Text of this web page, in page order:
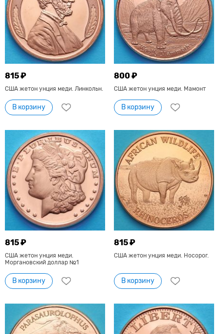
815 ₽
США жетон унция меди. Линкольн.
В корзину
800 ₽
США жетон унция меди. Мамонт
В корзину
815 ₽
США жетон унция меди.
Моргановский доллар №1
В корзину
815 ₽
США жетон унция меди. Носорог.
В корзину